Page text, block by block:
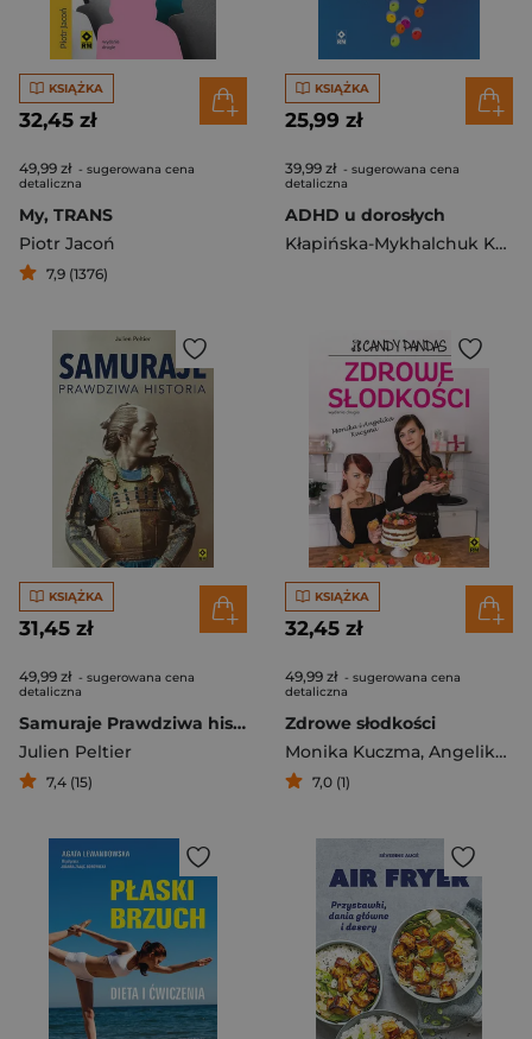
KSIĄŻKA
32,45 zł
49,99 zł - sugerowana cena
detaliczna
My, TRANS
Piotr Jacoń
7,9 (1376)
KSIĄŻKA
25,99 zł
39,99 zł - sugerowana cena
detaliczna
ADHD u dorosłych
Kłapińska-Mykhalchuk Kamila
KSIĄŻKA
31,45 zł
49,99 zł - sugerowana cena
detaliczna
Samuraje Prawdziwa historia
Julien Peltier
7,4 (15)
KSIĄŻKA
32,45 zł
49,99 zł - sugerowana cena
detaliczna
Zdrowe słodkości
Monika Kuczma, Angelika Kuczma
7,0 (1)